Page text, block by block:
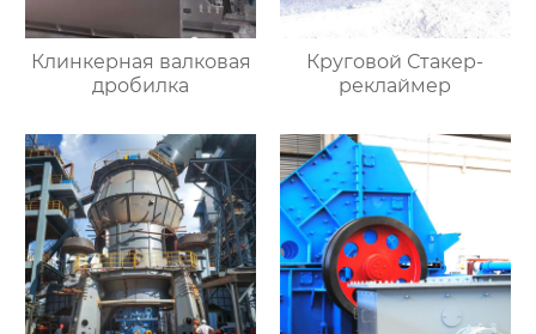
Клинкерная валковая
дробилка
Круговой Стакер-
реклаймер